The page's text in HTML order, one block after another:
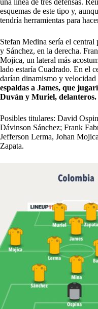
una línea de tres defensas.
esquemas de este tipo y,
tendría herramientas para
Stefan Medina sería el
y Sánchez, en la derecha.
Mojica, un lateral más
lado estaría Cuadrado. En el
darían dinamismo y
espaldas a James, que
Duván y Muriel, delanteros.
Posibles titulares: David
Dávinson Sánchez; Frank
Jefferson Lerma, Johan
Zapata.